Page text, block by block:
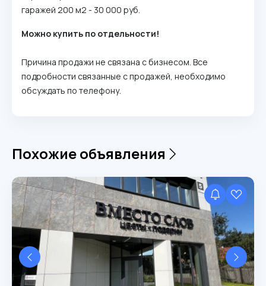
гаражей 200 м2 - 30 000 руб.
Можно купить по отдельности!
Причина продажи не связана с бизнесом. Все
подробности связанные с продажей, необходимо
обсуждать по телефону.
Похожие объявления